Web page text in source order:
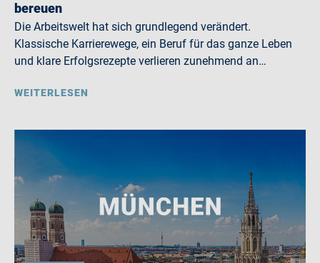
bereuen
Die Arbeitswelt hat sich grundlegend verändert.
Klassische Karrierewege, ein Beruf für das ganze Leben
und klare Erfolgsrezepte verlieren zunehmend an…
WEITERLESEN